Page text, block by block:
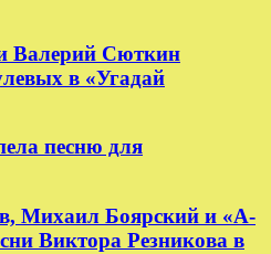
Валерий Сюткин
в «Угадай
песню для
Михаил Боярский и «А-
Виктора Резникова в